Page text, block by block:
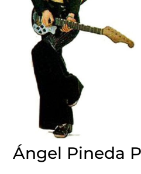
Ángel Pineda